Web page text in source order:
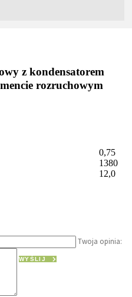
z kondensatorem
rozruchowym
0,75
1380
12,0
Twoja opinia:
WYŚLIJ